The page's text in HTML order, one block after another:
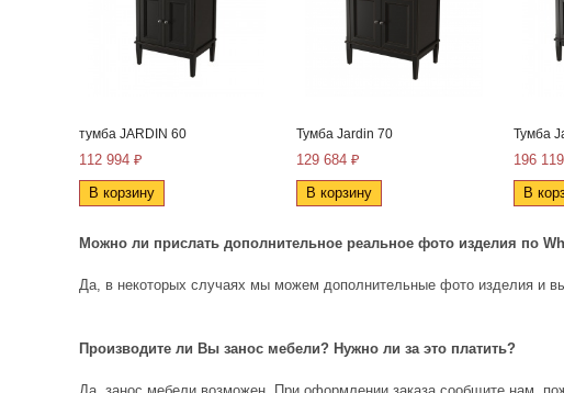
тумба JARDIN 60
112 994 ₽
В корзину
Тумба Jardin 70
129 684 ₽
В корзину
Тумба
196
В
Можно ли прислать дополнительное реальное фото изделия по
Да, в некоторых случаях мы можем дополнительные фото изделия и
Производите ли Вы занос мебели? Нужно ли за это платить?